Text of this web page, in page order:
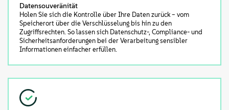
Datensouveränität
Holen Sie sich die Kontrolle über Ihre Daten zurück – vom
Speicherort über die Verschlüsselung bis hin zu den
Zugriffsrechten. So lassen sich Datenschutz-, Compliance- und
Sicherheitsanforderungen bei der Verarbeitung sensibler
Informationen einfacher erfüllen.